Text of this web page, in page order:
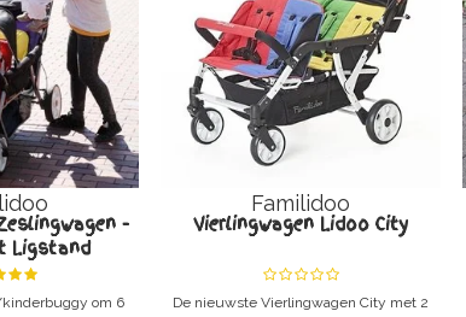
-
Ligstand
om 6
Familidoo
Vierlingwagen Lidoo City
De nieuwste Vierlingwagen City met 2